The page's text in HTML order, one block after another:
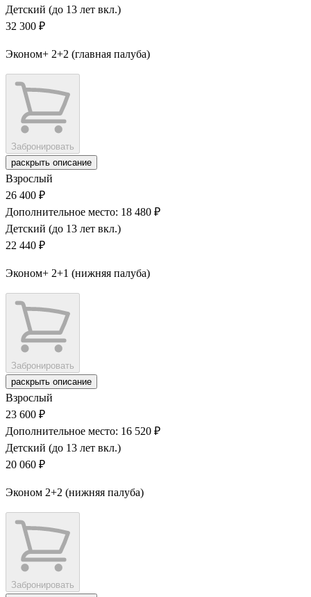
Детский (до 13 лет вкл.)
32 300 ₽
Эконом+ 2+2 (главная палуба)
Забронировать
раскрыть описание
Взрослый
26 400 ₽
Дополнительное место: 18 480 ₽
Детский (до 13 лет вкл.)
22 440 ₽
Эконом+ 2+1 (нижняя палуба)
Забронировать
раскрыть описание
Взрослый
23 600 ₽
Дополнительное место: 16 520 ₽
Детский (до 13 лет вкл.)
20 060 ₽
Эконом 2+2 (нижняя палуба)
Забронировать